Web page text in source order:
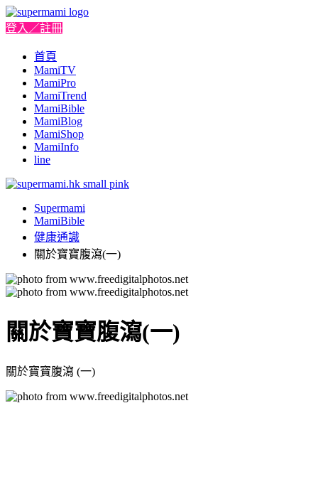
登入／註冊
首頁
MamiTV
MamiPro
MamiTrend
MamiBible
MamiBlog
MamiShop
MamiInfo
line
Supermami
MamiBible
健康通識
關於寶寶腹瀉(一)
關於寶寶腹瀉(一)
關於寶寶腹瀉 (一)